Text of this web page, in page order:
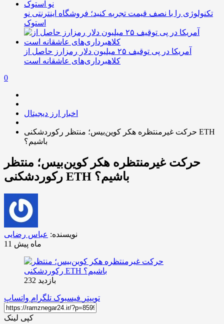
تکنولوژی را با نصف قیمت تجربه کنید؛ فروشگاه اینترنتی نو
استوک
آمریکا در پی توقیف ۲۵ میلیون دلار رمزارز حاصل از
کلاهبرداری‌های عاشقانه است
0
اخبار ارز دیجیتال
حرکت غیرمنتظره هکر کوین‌بیس؛ منتظر رکوردشکنی ETH
باشیم؟
حرکت غیرمنتظره هکر کوین‌بیس؛ منتظر
رکوردشکنی ETH باشیم؟
نویسنده: عباس رضایی
11 ماه پیش
بازدید 232
توییتر فیسبوک تلگرام واتساپ
کپی لینک